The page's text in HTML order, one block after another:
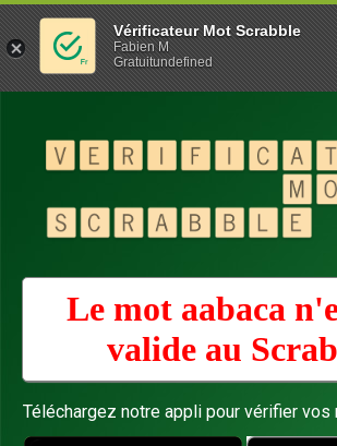
Le mot aabaca
valide au
Téléchargez notre appli pour vérifier vos
Vérificateur Mot Scrabble
Fabien M
Gratuitundefined